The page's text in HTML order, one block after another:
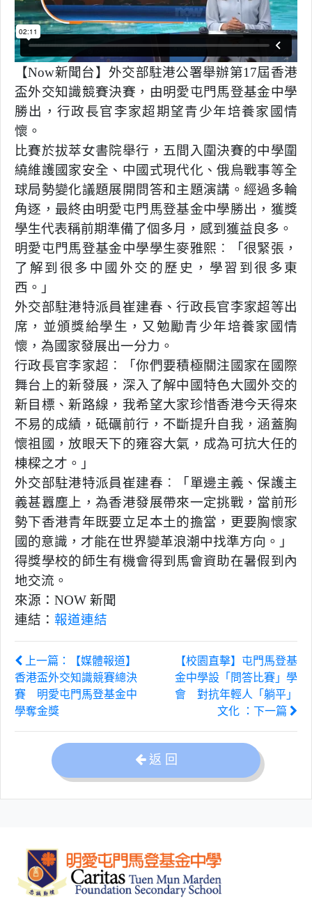
【Now新聞台】外交部駐港公署舉辦第17屆香港
盃外交知識競賽決賽，由明愛屯門馬登基金中學
勝出，行政長官李家超期望青少年培養家國情
懷。
比賽於拔萃女書院舉行，五間入圍決賽的中學圍
繞維護國家安全、中國式現代化、俄烏戰事等全
球局勢變化議題展開問答和主題演講。經過多輪
角逐，最終由明愛屯門馬登基金中學勝出，獲獎
學生代表稱前期準備了個多月，感到獲益良多。
明愛屯門馬登基金中學學生麥雅熙︰「很緊張，
了解到很多中國外交的歷史，學習到很多東
西。」
外交部駐港特派員崔建春、行政長官李家超等出
席，並頒獎給學生，又勉勵青少年培養家國情
懷，為國家發展出一分力。
行政長官李家超︰「你們要積極關注國家在國際
舞台上的新發展，深入了解中國特色大國外交的
新目標、新路線，我希望大家珍惜香港今天得來
不易的成績，砥礪前行，不斷提升自我，涵蓋胸
懷祖國，放眼天下的雍容大氣，成為可抗大任的
棟樑之才。」
外交部駐港特派員崔建春︰「單邊主義、保護主
義甚囂塵上，為香港發展帶來一定挑戰，當前形
勢下香港青年既要立足本土的擔當，更要胸懷家
國的意識，才能在世界變革浪潮中找準方向。」
得獎學校的師生有機會得到馬會資助在暑假到內
地交流。
來源：NOW 新聞
連結： 報道連結
上一篇：【媒體報道】
香港盃外交知識競賽總決
賽 明愛屯門馬登基金中
學奪金獎
【校園直擊】屯門馬登基
金中學設「問答比賽」學
會 對抗年輕人「躺平」
文化 ：下一篇
返 回